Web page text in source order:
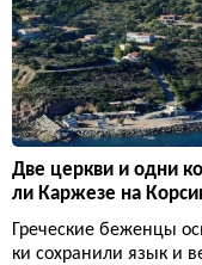
Две церкви и одни
ли Каржезе на
Греческие беженцы
ки сохранили язык и